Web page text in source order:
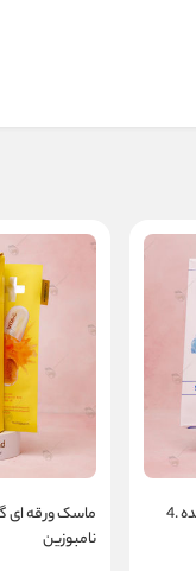
ماسک خنک‌کننده و تسکین‌دهنده .4
نامبوزین